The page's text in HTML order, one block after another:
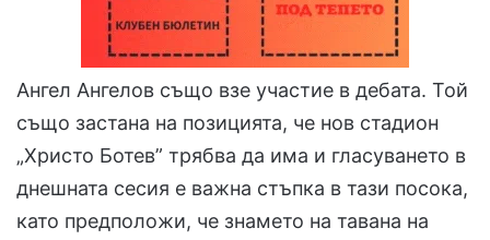
Ангел Ангелов също взе участие в дебата. Той
също застана на позицията, че нов стадион
„Христо Ботев” трябва да има и гласуването в
днешната сесия е важна стъпка в тази посока,
като предположи, че знамето на тавана на